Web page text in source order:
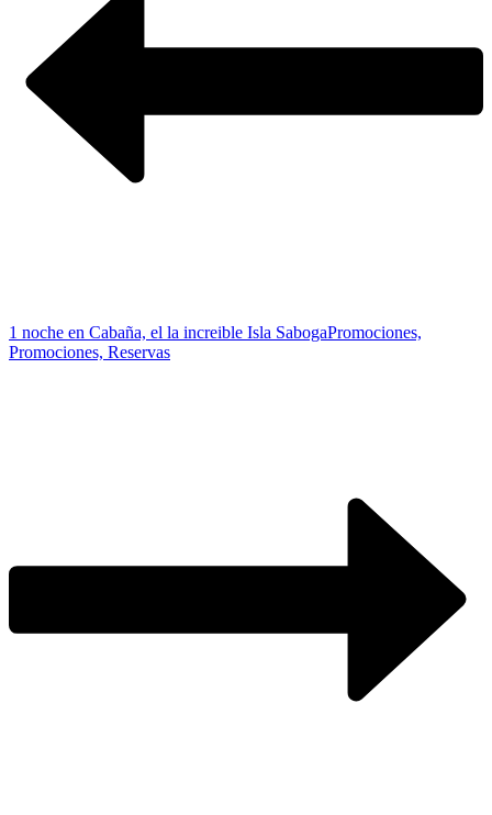
1 noche en Cabaña, el la increible Isla SabogaPromociones,
Promociones, Reservas